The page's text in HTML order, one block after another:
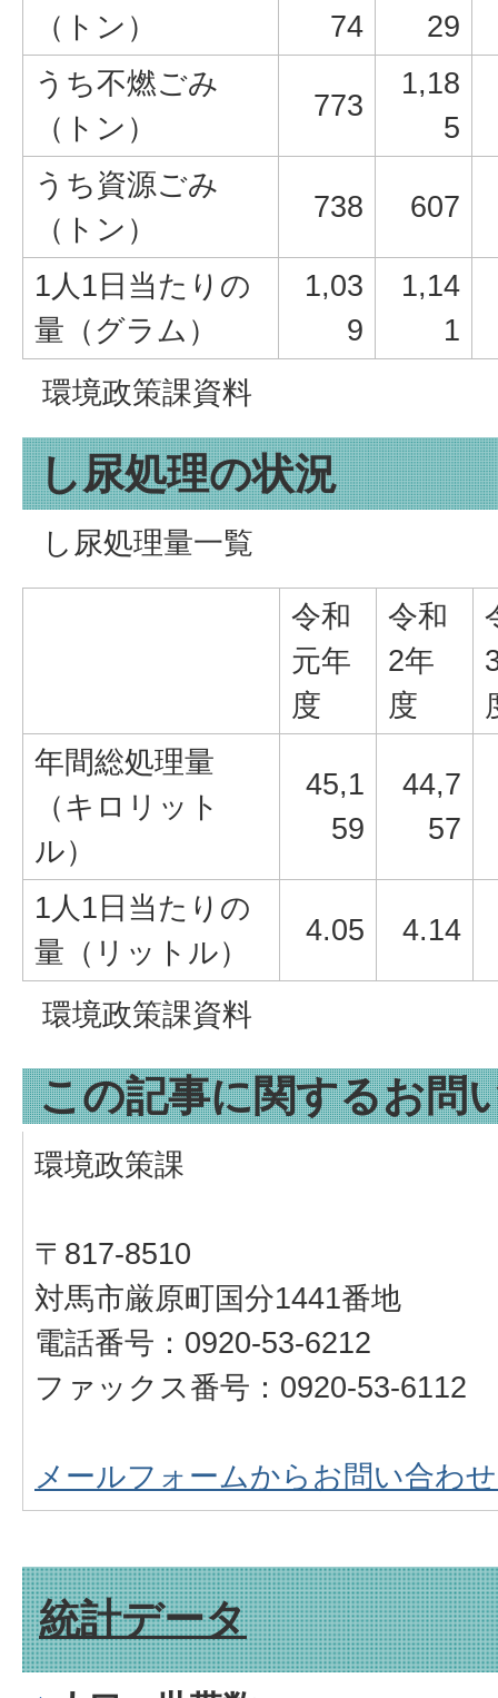
（トン）
74
29
うち不燃ごみ
（トン）
773
1,18
5
うち資源ごみ
（トン）
738 607
1人1日当たりの
量（グラム）
1,03
9
1,14
1
環境政策課資料
し尿処理の状況
し尿処理量一覧
令和
元年
度
令和
2年
度
年間総処理量
（キロリット
ル）
45,1
59
44,7
57
1人1日当たりの
量（リットル）
4.05 4.14
環境政策課資料
この記事に関するお問
環境政策課
〒817-8510
対馬市厳原町国分1441番地
電話番号：0920-53-6212
ファックス番号：0920-53-6112
メールフォームからお問い合わ
統計データ